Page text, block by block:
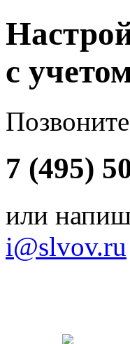
с
7 (495)
или
i@slvov.ru